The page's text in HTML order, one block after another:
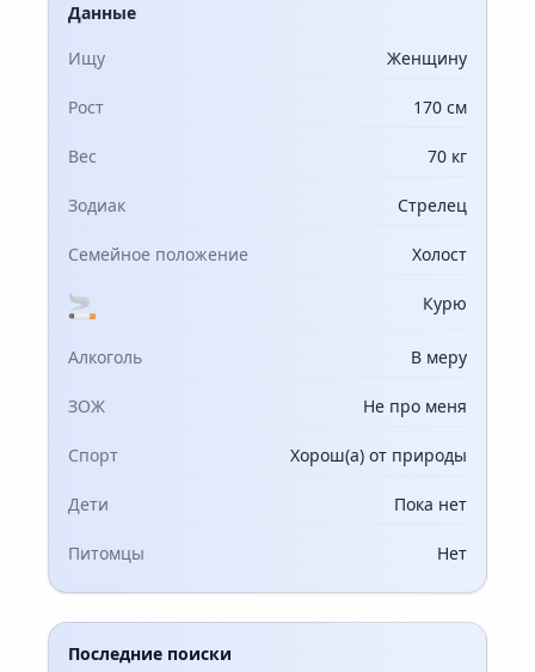
Данные
Ищу
Женщину
Рост 170 см
Вес 70 кг
Зодиак Стрелец
Семейное положение Холост
Курю
Алкоголь В меру
ЗОЖ Не про меня
Спорт Хорош(а) от природы
Дети Пока нет
Питомцы Нет
Последние поиски